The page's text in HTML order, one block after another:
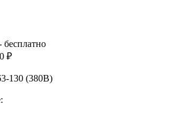
бесплатно
₽
130 (380В)